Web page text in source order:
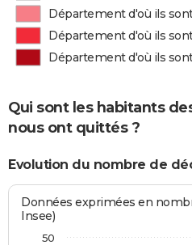
Département d'où ils
Département d'où ils
Département d'où ils
Qui sont les habitants
nous ont quittés ?
Evolution du nombre de
Données exprimées en
Insee)
50